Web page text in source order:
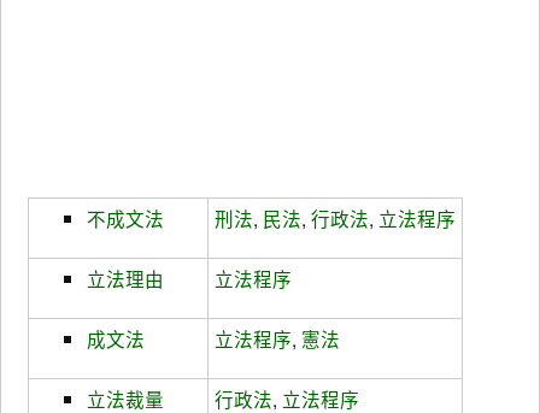
不成文法 刑法, 民法,行政法, 立法程序
立法理由 立法程序
成文法 立法程序, 憲法
立法裁量 行政法, 立法程序